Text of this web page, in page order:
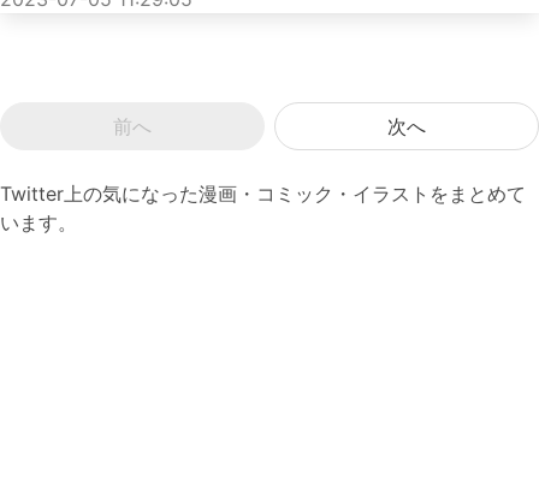
前へ 次へ
Twitter上の気になった漫画・コミック・イラストをまとめて
います。